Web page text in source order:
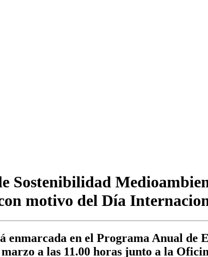
Sostenibilidad
motivo del Día
enmarcada en el Programa Anual
a las 11.00 horas junto a la